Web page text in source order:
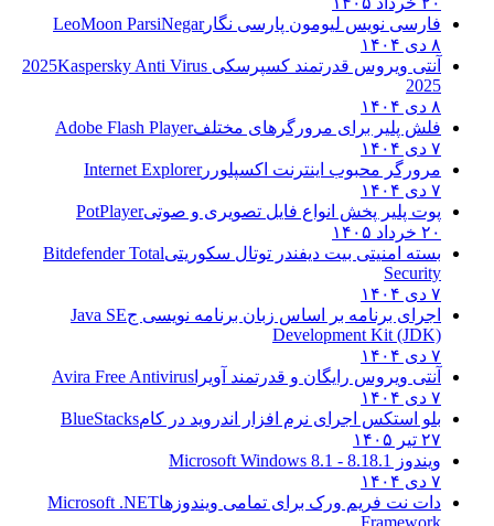
فارسی نویس لیومون پارسی نگارLeoMoon ParsiNegar
۸ دی ۱۴۰۴
آنتی ویروس قدرتمند کسپرسکی 2025 Kaspersky Anti Virus
2025
۸ دی ۱۴۰۴
فلش پلیر برای مرورگرهای مختلفAdobe Flash Player
۷ دی ۱۴۰۴
مرورگر محبوب اینترنت اکسپلوررInternet Explorer
۷ دی ۱۴۰۴
پوت پلیر پخش انواع فایل تصویری و صوتیPotPlayer
۲۰ خرداد ۱۴۰۵
بسته امنیتی بیت دیفندر توتال سکوریتیBitdefender Total
Security
۷ دی ۱۴۰۴
اجرای برنامه بر اساس زبان برنامه نویسی جJava SE
Development Kit (JDK)
۷ دی ۱۴۰۴
آنتی ویروس رایگان و قدرتمند آویرا Avira Free Antivirus
۷ دی ۱۴۰۴
بلو استکس اجرای نرم افزار اندروید در کامBlueStacks
۲۷ تیر ۱۴۰۵
ویندوز 8.1
8.1 - Microsoft Windows 8.1
۷ دی ۱۴۰۴
دات نت فریم ورک برای تمامی ویندوزهاMicrosoft .NET